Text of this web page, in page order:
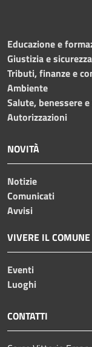
Educazione e
Giustizia e
Tributi, finanze e
Ambiente
Salute, benessere
Autorizzazioni
NOVITÀ
Notizie
Comunicati
Avvisi
VIVERE IL COMUNE
Eventi
Luoghi
CONTATTI